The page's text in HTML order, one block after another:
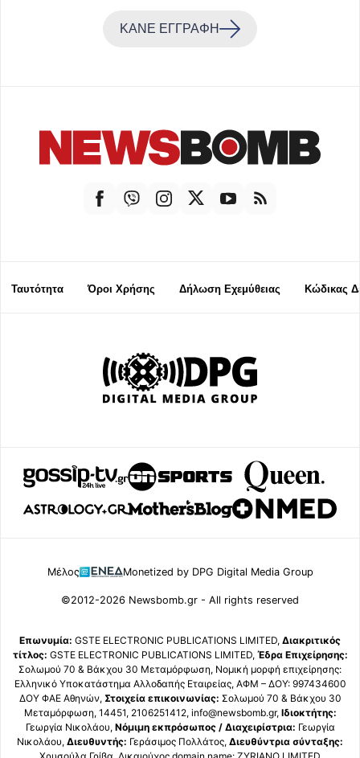
ΚΑΝΕ ΕΓΓΡΑΦΗ
Ταυτότητα Όροι Χρήσης Δήλωση Εχεμύθειας Κώδικας
Μέλος Monetized by DPG Digital Media Group
©2012-2026 Newsbomb.gr - All rights reserved
Επωνυμία: GSTE ELECTRONIC PUBLICATIONS LIMITED, Διακριτικός
τίτλος: GSTE ELECTRONIC PUBLICATIONS LIMITED, Έδρα Επιχείρησης:
Σολωμού 70 & Βάκχου 30 Μεταμόρφωση, Νομική μορφή επιχείρησης:
Ελληνικό Υποκατάστημα Αλλοδαπής Εταιρείας, ΑΦΜ – ΔΟΥ: 997434600
ΔΟΥ ΦΑΕ Αθηνών, Στοιχεία επικοινωνίας: Σολωμού 70 & Βάκχου 30
Μεταμόρφωση, 14451, 2106251412, info@newsbomb.gr, Ιδιοκτήτης:
Γεωργία Νικολάου, Νόμιμη εκπρόσωπος / Διαχειρίστρια: Γεωργία
Νικολάου, Διευθυντής: Γεράσιμος Πολλάτος, Διευθύντρια σύνταξης: